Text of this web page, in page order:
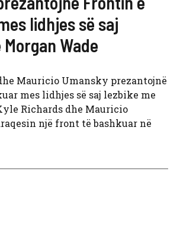
lidhjes së saj
Wade
Mauricio Umansky prezantojnë
mes lidhjes së saj lezbike me
Richards dhe Mauricio
një front të bashkuar në